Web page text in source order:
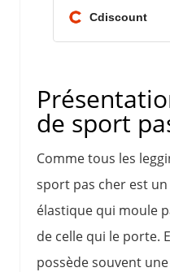
Running Fi
Cdiscount
de sport
Comme tous les
sport pas cher est
élastique qui moule
de celle qui le porte.
possède souvent